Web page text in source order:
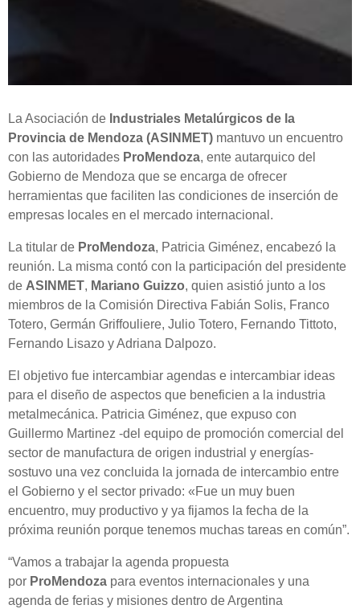
La Asociación de Industriales Metalúrgicos de la
Provincia de Mendoza (ASINMET) mantuvo un encuentro
con las autoridades ProMendoza, ente autarquico del
Gobierno de Mendoza que se encarga de ofrecer
herramientas que faciliten las condiciones de inserción de
empresas locales en el mercado internacional.
La titular de ProMendoza, Patricia Giménez, encabezó la
reunión. La misma contó con la participación del presidente
de ASINMET, Mariano Guizzo, quien asistió junto a los
miembros de la Comisión Directiva Fabián Solis, Franco
Totero, Germán Griffouliere, Julio Totero, Fernando Tittoto,
Fernando Lisazo y Adriana Dalpozo.
El objetivo fue intercambiar agendas e intercambiar ideas
para el diseño de aspectos que beneficien a la industria
metalmecánica. Patricia Giménez, que expuso con
Guillermo Martinez -del equipo de promoción comercial del
sector de manufactura de origen industrial y energías-
sostuvo una vez concluida la jornada de intercambio entre
el Gobierno y el sector privado: «Fue un muy buen
encuentro, muy productivo y ya fijamos la fecha de la
próxima reunión porque tenemos muchas tareas en común”.
“Vamos a trabajar la agenda propuesta
por ProMendoza para eventos internacionales y una
agenda de ferias y misiones dentro de Argentina